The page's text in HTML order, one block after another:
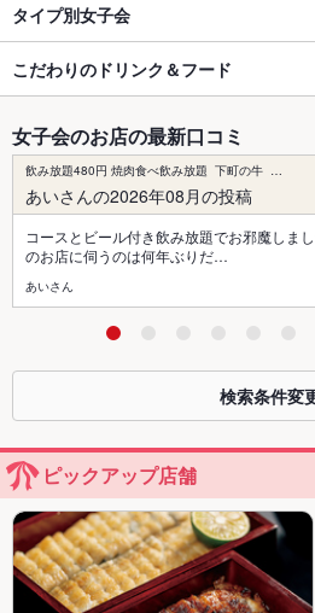
タイプ別女子会
こだわりのドリンク＆フード
女子会のお店の最新口コミ
飲み放題480円 焼肉食べ飲み放題 下町の牛 …
あいさんの2026年08月の投稿
コースとビール付き飲み放題でお邪魔しま
のお店に伺うのは何年ぶりだ…
あいさん
検索条件変
ピックアップ店舗